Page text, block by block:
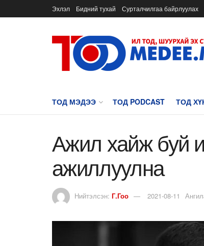
Эхлэл Бидний тухай Сурталчилгаа байрлуулах
ТОД МЭДЭЭ ТОД PODCAST ТОД
Ажил хайж буй
ажиллуулна
Нийтэлсэн: Г.Гоо 2021-08-11